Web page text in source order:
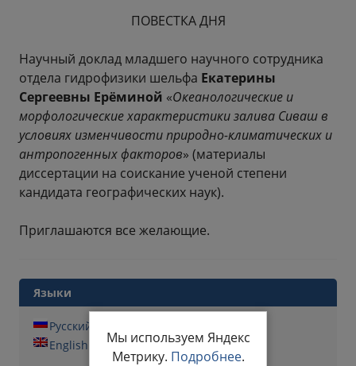
ПОВЕСТКА ДНЯ
Научный доклад младшего научного сотрудника
отдела гидрофизики шельфа Екатерины
Сергеевны Ерёминой «Океанологические и
морфологические характеристики залива Сиваш в
условиях изменчивости природно-климатических и
антропогенных факторов» (материалы
диссертации на соискание ученой степени
кандидата географических наук).
Приглашаются все желающие.
Языки
Русский
English
Мы используем Яндекс
Метрику. Подробнее.